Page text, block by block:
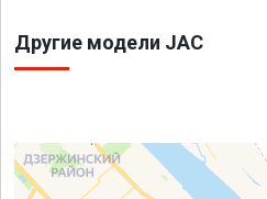
Другие модели JAC